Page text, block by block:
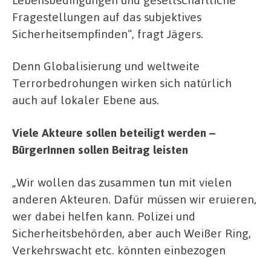
Fragestellungen auf das subjektives
Sicherheitsempfinden“, fragt Jägers.
Denn Globalisierung und weltweite
Terrorbedrohungen wirken sich natürlich
auch auf lokaler Ebene aus.
Viele Akteure sollen beteiligt werden –
BürgerInnen sollen Beitrag leisten
„Wir wollen das zusammen tun mit vielen
anderen Akteuren. Dafür müssen wir eruieren,
wer dabei helfen kann. Polizei und
Sicherheitsbehörden, aber auch Weißer Ring,
Verkehrswacht etc. könnten einbezogen